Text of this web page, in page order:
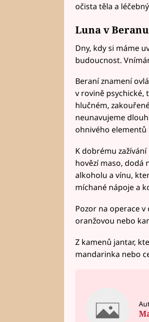
očista těla a
Luna v
Dny, kdy si máme
budoucnost.
Beraní znamení
v rovině psychické,
hlučném,
neunavujeme
ohnivého elementů
K dobrému
hovězí maso, dodá
alkoholu a vínu,
míchané nápoje a
Pozor na operace
oranžovou nebo
Z kamenů jantar,
mandarinka nebo